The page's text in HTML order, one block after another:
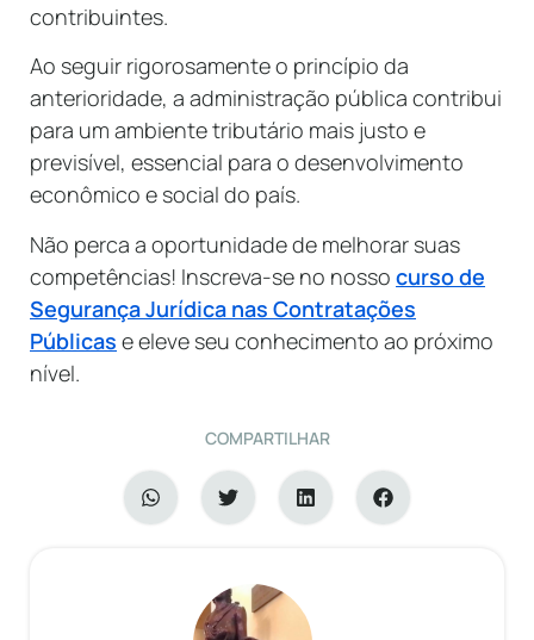
contribuintes.
Ao seguir rigorosamente o princípio da
anterioridade, a administração pública contribui
para um ambiente tributário mais justo e
previsível, essencial para o desenvolvimento
econômico e social do país.
Não perca a oportunidade de melhorar suas
competências! Inscreva-se no nosso curso de
Segurança Jurídica nas Contratações
Públicas e eleve seu conhecimento ao próximo
nível.
COMPARTILHAR